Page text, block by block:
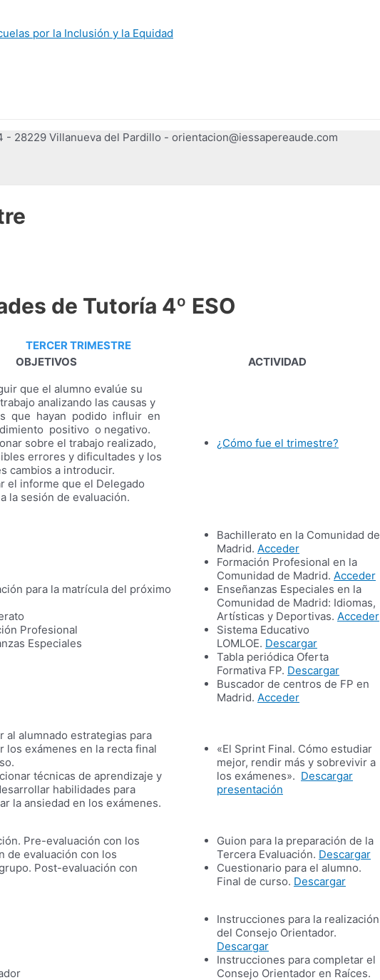
por la Inclusión y la Equidad
- 28229 Villanueva del Pardillo - orientacion@iessapereaude.com
de Tutoría 4º ESO
TERCER TRIMESTRE
OBJETIVOS ACTIVIDAD
que el alumno evalúe su
analizando las causas y
que hayan podido influir en
positivo o negativo.
sobre el trabajo realizado,
errores y dificultades y los
cambios a introducir.
el informe que el Delegado
la sesión de evaluación.
¿Cómo fue el trimestre?
para la matrícula del próximo
Profesional
Especiales
Bachillerato en la Comunidad de
Madrid. Acceder
Formación Profesional en la
Comunidad de Madrid. Acceder
Enseñanzas Especiales en la
Comunidad de Madrid: Idiomas,
Artísticas y Deportivas. Acceder
Sistema Educativo
LOMLOE. Descargar
Tabla periódica Oferta
Formativa FP. Descargar
Buscador de centros de FP en
Madrid. Acceder
al alumnado estrategias para
los exámenes en la recta final
técnicas de aprendizaje y
habilidades para
la ansiedad en los exámenes.
«El Sprint Final. Cómo estudiar
mejor, rendir más y sobrevivir a
los exámenes». Descargar
presentación
Pre-evaluación con los
de evaluación con los
Post-evaluación con
Guion para la preparación de la
Tercera Evaluación. Descargar
Cuestionario para el alumno.
Final de curso. Descargar
Instrucciones para la realización
del Consejo Orientador.
Descargar
Instrucciones para completar el
Consejo Orientador en Raíces.